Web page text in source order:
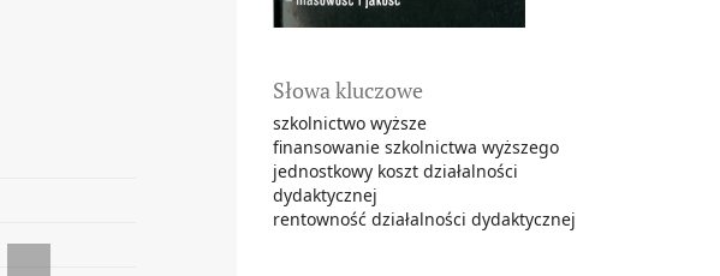
Słowa kluczowe
szkolnictwo wyższe
finansowanie szkolnictwa wyższego
jednostkowy koszt działalności
dydaktycznej
rentowność działalności dydaktycznej